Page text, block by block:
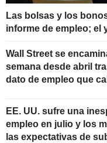
Las bolsas y los
informe de empleo; el
Wall Street se
semana desde abril
dato de empleo que
EE. UU. sufre una
empleo en julio y los
las expectativas de